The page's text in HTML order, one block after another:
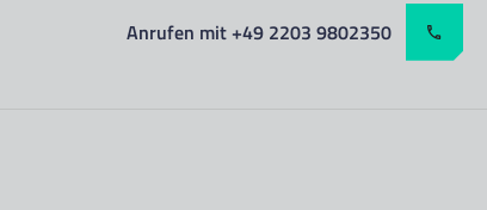
Anrufen mit +49 2203 9802350